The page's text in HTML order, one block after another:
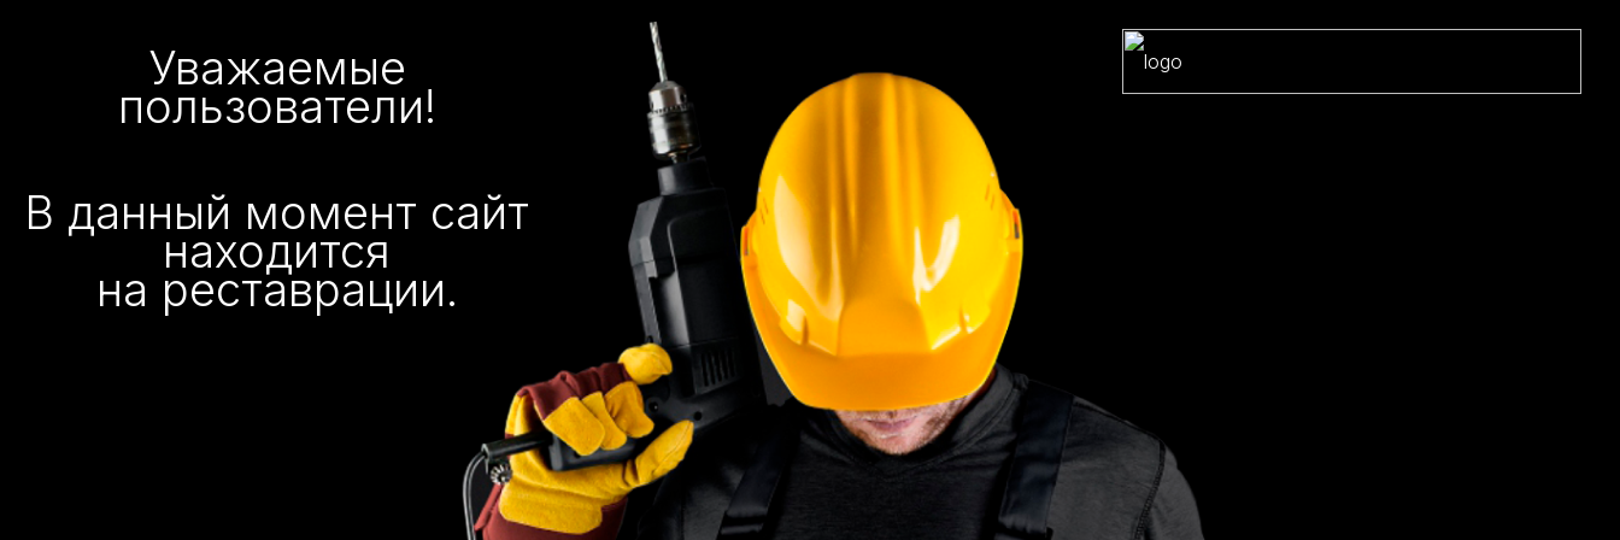
Уважаемые
пользователи!
В данный момент сайт
находится
на реставрации.